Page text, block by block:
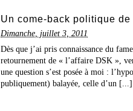
Un come-back politique
Dimanche, juillet 3, 2011
Dès que j’ai pris connaissance du
retournement de « l’affaire DSK »,
une question s’est posée à moi :
publiquement) balayée, celle d’un [...]